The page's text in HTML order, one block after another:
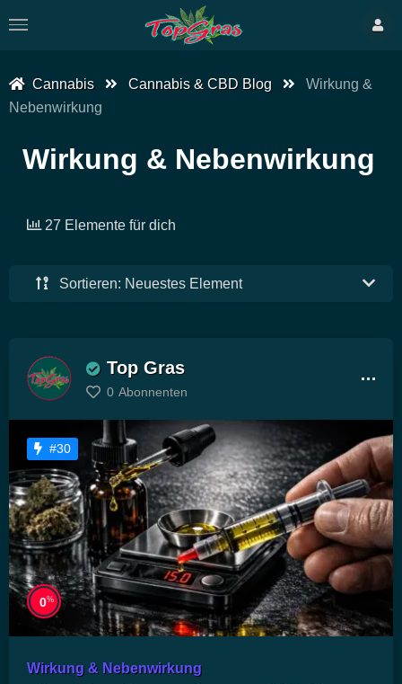
Cannabis Cannabis & CBD Blog
Wirkung &
Nebenwirkung
Wirkung & Nebenwirkung
Sortieren: Neuestes Element
27 Elemente für dich
Top Gras
0 Abonnenten
#30
0%
Wirkung & Nebenwirkung